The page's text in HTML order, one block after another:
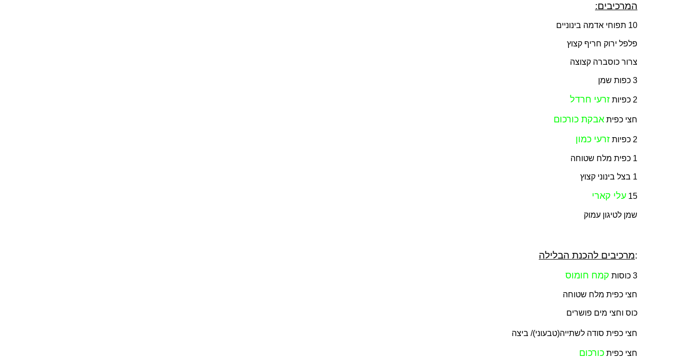
המרכיבים:
10 תפוחי אדמה בינוניים
פלפל ירוק חריף קצוץ
צרור כוסברה קצוצה
3 כפות שמן
2 כפיות זרעי חרדל
חצי כפית אבקת כורכום
2 כפיות זרעי כמון
1 כפית מלח שטוחה
1 בצל בינוני קצוץ
15 עלי קארי
שמן לטיגון עמוק
מרכיבים להכנת הבלילה:
3 כוסות קמח חומוס
חצי כפית מלח שטוחה
כוס וחצי מים פושרים
חצי כפית סודה לשתייה(טבעוני)/ ביצה
חצי כפית כורכום